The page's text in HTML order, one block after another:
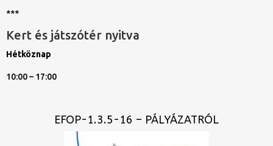
***
Kert és játszótér nyitva
Hétköznap
10:00 – 17:00
EFOP-1.3.5-16 – PÁLYÁZATRÓL